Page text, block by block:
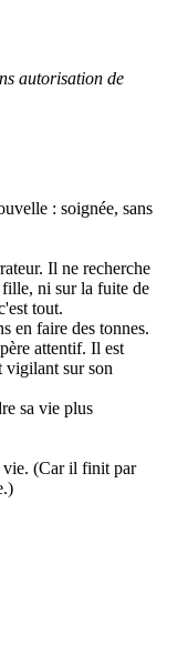
autorisation de
: soignée, sans
Il ne recherche
fille, ni sur la fuite de
tout.
en faire des tonnes.
attentif. Il est
vigilant sur son
sa vie plus
vie. (Car il finit par